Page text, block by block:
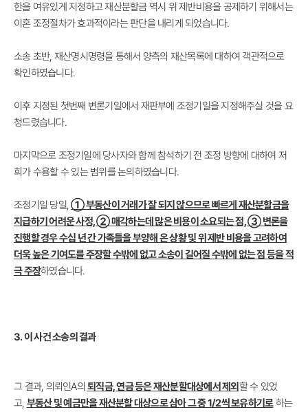
한을 여유있게 지정하고 재산분할금 역시 위 제반비용을 공제하기 위해서는
이혼 조정절차가 효과적이라는 판단을 내리게 되었습니다.
소송 초반, 재산명시명령을 통해서 양측의 재산목록에 대하여 객관적으로
확인하였습니다.
이후 지정된 첫번째 변론기일에서 재판부에 조정기일을 지정해주실 것을 요
청드렸습니다.
마지막으로 조정기일에 당사자와 함께 참석하기 전 조정 방향에 대하여 저
희가 수용할 수 있는 범위를 논의하였습니다.
조정기일 당일,① 부동산이 거래가 잘 되지 않으므로 빠르게 재산분할금을
지급하기 어려운 사정, ② 매각하는데 많은 비용이 소요되는 점, ③ 변론을
진행할 경우 수십 년 간 가족들을 부양해 온 상황 및 위 제반 비용을 고려하여
더욱 높은 기여도를 주장할 수밖에 없고 소송이 길어질 수밖에 없는 점 등을 적
극 주장하였습니다.
3. 이 사건 소송의 결과
그 결과, 의뢰인A의 퇴직금, 연금 등은 재산분할대상에서 제외 할 수 있었
고, 부동산 및 예금만을 재산분할 대상으로 삼아 그 중 1/2씩 보유하기로하는